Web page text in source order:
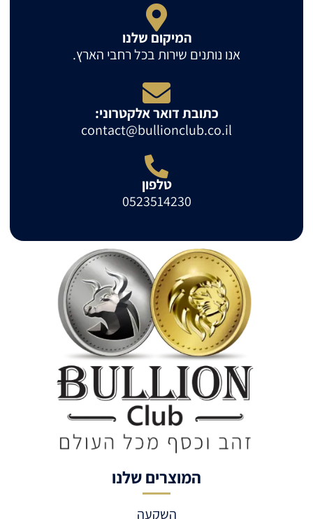
המיקום שלנו
אנו נותנים שירות בכל רחבי הארץ.
כתובת דואר אלקטרוני:
contact@bullionclub.co.il
טלפון
0523514230
המוצרים שלנו
השקעה